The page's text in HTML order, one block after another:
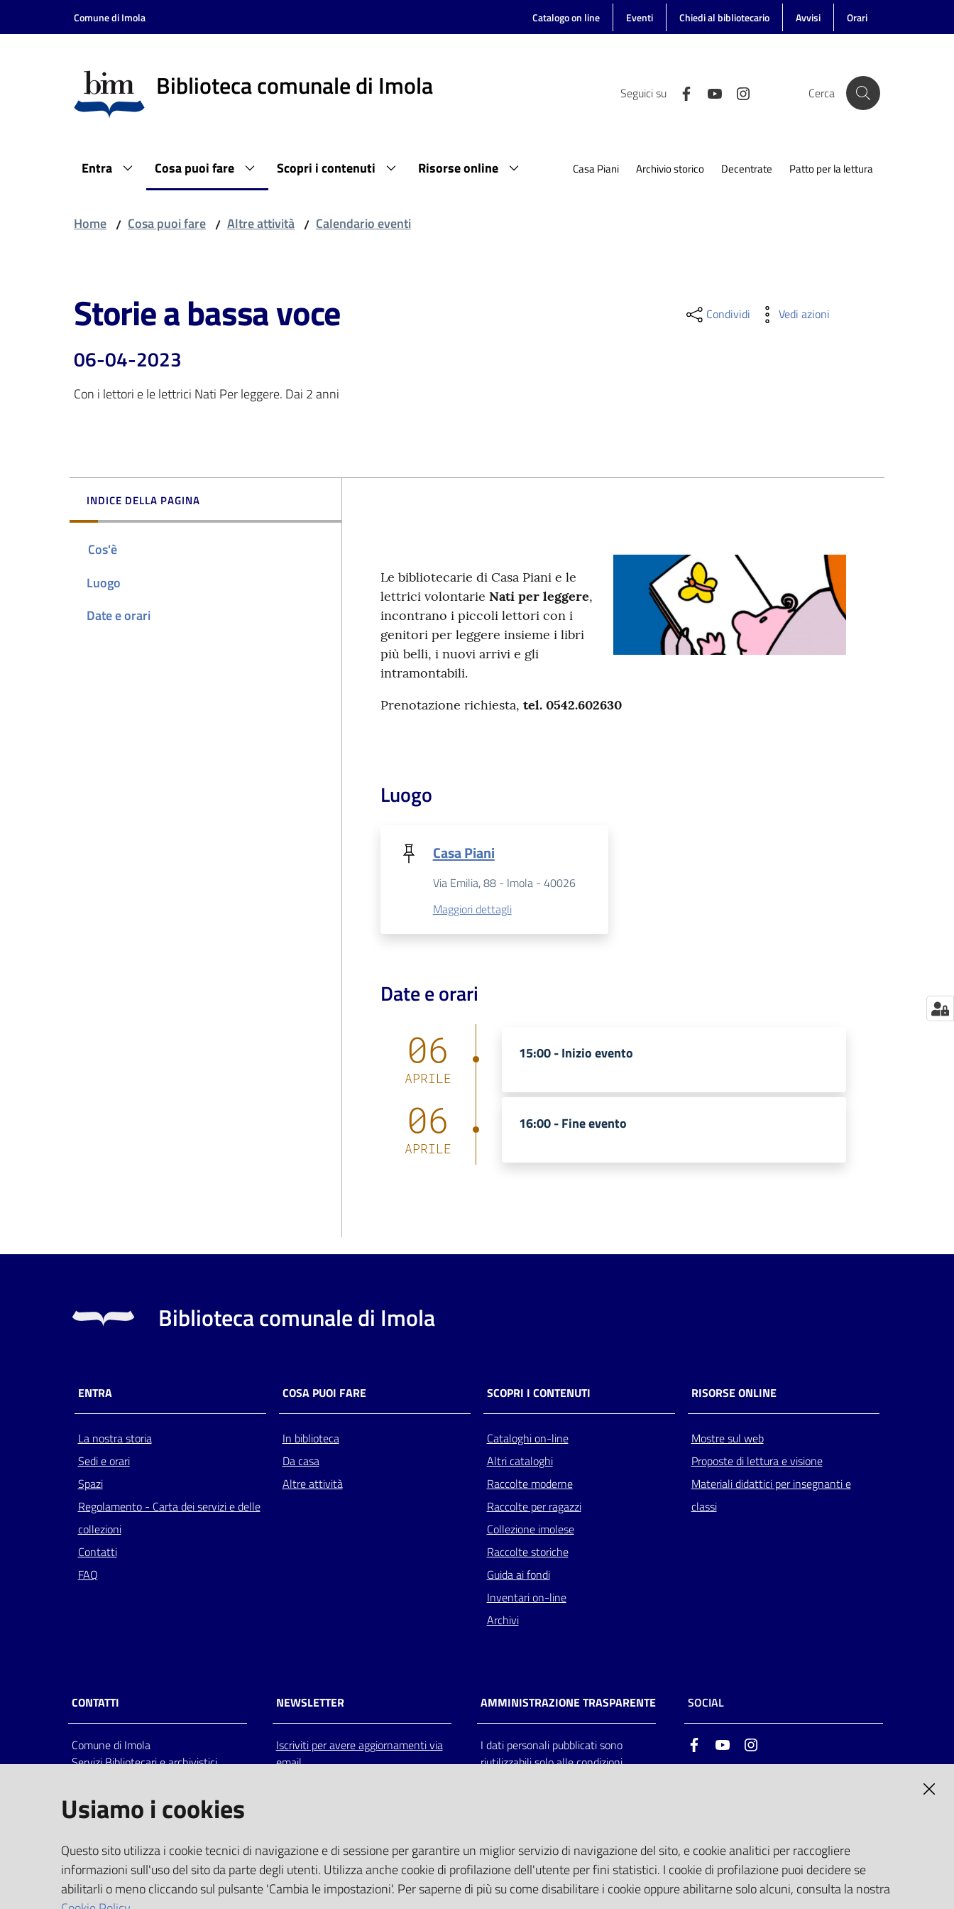
Vai al contenuto
Vai alla navigazione
Comune di Imola Catalogo on line Eventi Chiedi al bibliotecario Avvisi Orari
Biblioteca comunale di Imola Seguici su Cerca
Entra Cosa puoi fare Scopri i contenuti Risorse online Casa Piani Archivio storico Decentrate Patto per la lettura
Home / Cosa puoi fare / Altre attività / Calendario eventi
Storie a bassa voce
06-04-2023
Con i lettori e le lettrici Nati Per leggere. Dai 2 anni
Condividi Vedi azioni
INDICE DELLA PAGINA
Cos'è
Luogo
Date e orari
Le bibliotecarie di Casa Piani e le
lettrici volontarie Nati per leggere,
incontrano i piccoli lettori con i
genitori per leggere insieme i libri
più belli, i nuovi arrivi e gli
intramontabili.
Prenotazione richiesta, tel. 0542.602630
Luogo
Casa Piani
Via Emilia, 88 - Imola - 40026
Maggiori dettagli
Date e orari
06
APRILE
15:00 -Inizio evento
06
APRILE
16:00 -Fine evento
Biblioteca comunale di Imola
ENTRA
La nostra storia
Sedi e orari
Spazi
Regolamento - Carta dei servizi e delle
collezioni
Contatti
FAQ
COSA PUOI FARE
In biblioteca
Da casa
Altre attività
SCOPRI I CONTENUTI
Cataloghi on-line
Altri cataloghi
Raccolte moderne
Raccolte per ragazzi
Collezione imolese
Raccolte storiche
Guida ai fondi
Inventari on-line
Archivi
RISORSE ONLINE
Mostre sul web
Proposte di lettura e visione
Materiali didattici per insegnanti e
classi
CONTATTI
Comune di Imola
Servizi Bibliotecari e archivistici
Italia
centralino: tel 0542.6026.36 fax
bim@comune.imola.bo.it
PEC
comune.imola@cert.provincia.bo.it
P.IVA 00523381200
NEWSLETTER
Iscriviti per avere aggiornamenti via
email
AMMINISTRAZIONE TRASPARENTE
I dati personali pubblicati sono
riutilizzabili solo alle condizioni
SOCIAL
FacebookYoutube
Usiamo i cookies
Questo sito utilizza i cookie tecnici di navigazione e di sessione per garantire un miglior servizio di navigazione del sito, e cookie analitici per raccogliere
informazioni sull'uso del sito da parte degli utenti. Utilizza anche cookie di profilazione dell'utente per fini statistici. I cookie di profilazione puoi decidere se
abilitarli o meno cliccando sul pulsante 'Cambia le impostazioni'. Per saperne di più su come disabilitare i cookie oppure abilitarne solo alcuni, consulta la nostra